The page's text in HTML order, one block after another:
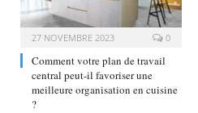
27 NOVEMBRE 2023 0
Comment votre plan de travail
central peut-il favoriser une
meilleure organisation en cuisine
?